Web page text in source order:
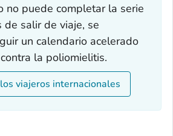
no puede completar la serie
salir de viaje, se
un calendario acelerado
la poliomielitis.
viajeros internacionales